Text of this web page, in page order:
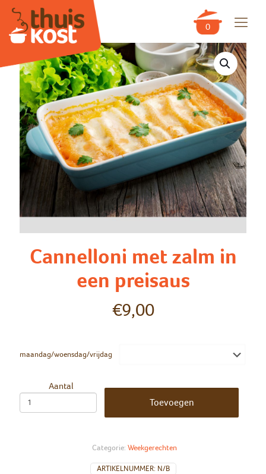
0
Cannelloni met zalm in
een preisaus
€9,00
maandag/woensdag/vrijdag
Aantal
Toevoegen
ARTIKELNUMMER: N/B
Categorie: Weekgerechten